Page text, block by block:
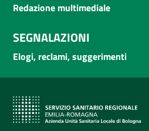
Redazione multimediale
SEGNALAZIONI
Elogi, reclami, suggerimenti